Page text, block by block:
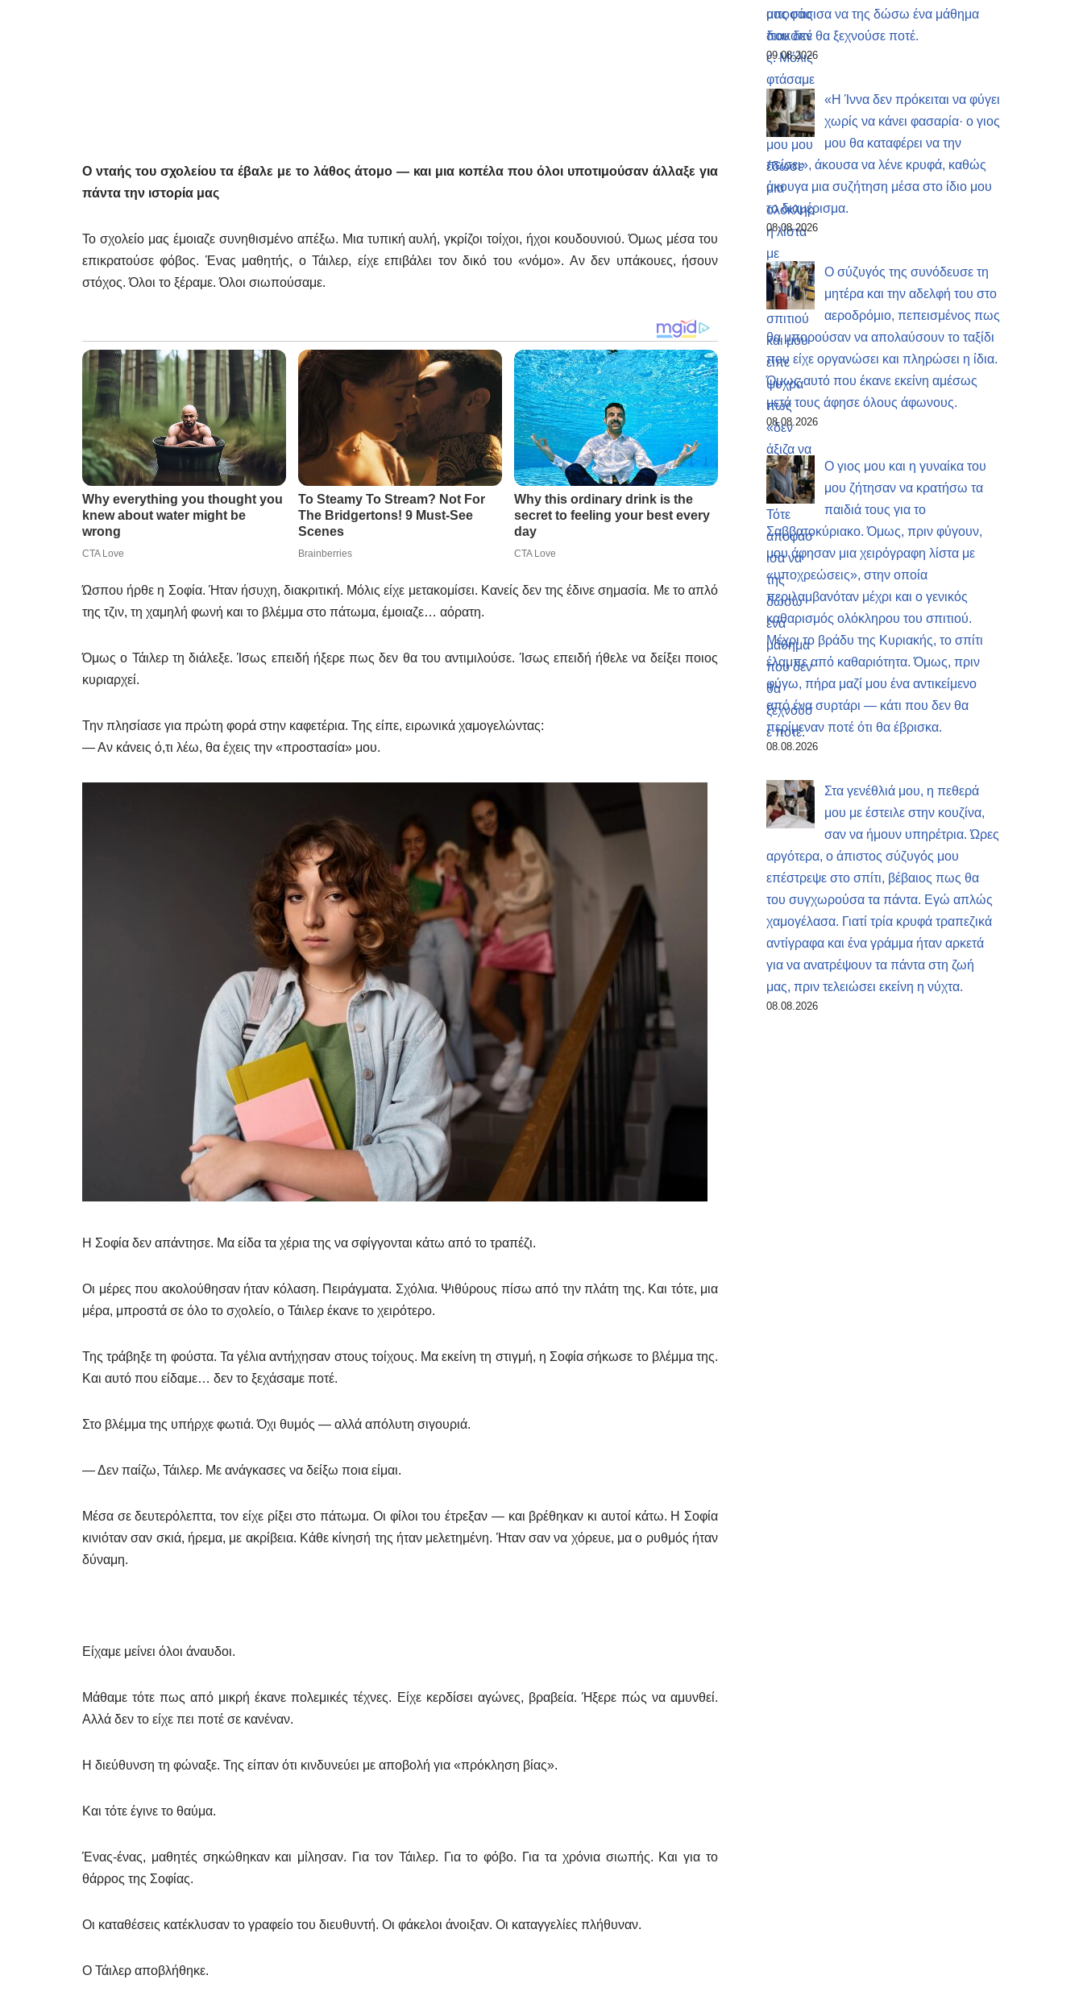
Ο νταής του σχολείου τα έβαλε με το λάθος άτομο — και μια κοπέλα που όλοι υποτιμούσαν άλλαξε για
πάντα την ιστορία μας
Το σχολείο μας έμοιαζε συνηθισμένο απέξω. Μια τυπική αυλή, γκρίζοι τοίχοι, ήχοι κουδουνιού. Όμως μέσα του
επικρατούσε φόβος. Ένας μαθητής, ο Τάιλερ, είχε επιβάλει τον δικό του «νόμο». Αν δεν υπάκουες, ήσουν
στόχος. Όλοι το ξέραμε. Όλοι σιωπούσαμε.
Ώσπου ήρθε η Σοφία. Ήταν ήσυχη, διακριτική. Μόλις είχε μετακομίσει. Κανείς δεν της έδινε σημασία. Με το απλό
της τζιν, τη χαμηλή φωνή και το βλέμμα στο πάτωμα, έμοιαζε… αόρατη.
Όμως ο Τάιλερ τη διάλεξε. Ίσως επειδή ήξερε πως δεν θα του αντιμιλούσε. Ίσως επειδή ήθελε να δείξει ποιος
κυριαρχεί.
Την πλησίασε για πρώτη φορά στην καφετέρια. Της είπε, ειρωνικά χαμογελώντας:
— Αν κάνεις ό,τι λέω, θα έχεις την «προστασία» μου.
Η Σοφία δεν απάντησε. Μα είδα τα χέρια της να σφίγγονται κάτω από το τραπέζι.
Οι μέρες που ακολούθησαν ήταν κόλαση. Πειράγματα. Σχόλια. Ψιθύρους πίσω από την πλάτη της. Και τότε, μια
μέρα, μπροστά σε όλο το σχολείο, ο Τάιλερ έκανε το χειρότερο.
Της τράβηξε τη φούστα. Τα γέλια αντήχησαν στους τοίχους. Μα εκείνη τη στιγμή, η Σοφία σήκωσε το βλέμμα της.
Και αυτό που είδαμε… δεν το ξεχάσαμε ποτέ.
Στο βλέμμα της υπήρχε φωτιά. Όχι θυμός — αλλά απόλυτη σιγουριά.
— Δεν παίζω, Τάιλερ. Με ανάγκασες να δείξω ποια είμαι.
Μέσα σε δευτερόλεπτα, τον είχε ρίξει στο πάτωμα. Οι φίλοι του έτρεξαν — και βρέθηκαν κι αυτοί κάτω. Η Σοφία
κινιόταν σαν σκιά, ήρεμα, με ακρίβεια. Κάθε κίνησή της ήταν μελετημένη. Ήταν σαν να χόρευε, μα ο ρυθμός ήταν
δύναμη.
Είχαμε μείνει όλοι άναυδοι.
Μάθαμε τότε πως από μικρή έκανε πολεμικές τέχνες. Είχε κερδίσει αγώνες, βραβεία. Ήξερε πώς να αμυνθεί.
Αλλά δεν το είχε πει ποτέ σε κανέναν.
Η διεύθυνση τη φώναξε. Της είπαν ότι κινδυνεύει με αποβολή για «πρόκληση βίας».
Και τότε έγινε το θαύμα.
Ένας-ένας, μαθητές σηκώθηκαν και μίλησαν. Για τον Τάιλερ. Για το φόβο. Για τα χρόνια σιωπής. Και για το
θάρρος της Σοφίας.
Οι καταθέσεις κατέκλυσαν το γραφείο του διευθυντή. Οι φάκελοι άνοιξαν. Οι καταγγελίες πλήθυναν.
Ο Τάιλερ αποβλήθηκε.
αποφάσισα να της δώσω ένα μάθημα
που δεν θα ξεχνούσε ποτέ.
09.08.2026
«Η Ίννα δεν πρόκειται να φύγει
χωρίς να κάνει φασαρία· ο γιος
μου θα καταφέρει να την
πείσει», άκουσα να λένε κρυφά, καθώς
άκουγα μια συζήτηση μέσα στο ίδιο μου
το διαμέρισμα.
08.08.2026
Ο σύζυγός της συνόδευσε τη
μητέρα και την αδελφή του στο
αεροδρόμιο, πεπεισμένος πως
θα μπορούσαν να απολαύσουν το ταξίδι
που είχε οργανώσει και πληρώσει η ίδια.
Όμως αυτό που έκανε εκείνη αμέσως
μετά τους άφησε όλους άφωνους.
08.08.2026
Ο γιος μου και η γυναίκα του
μου ζήτησαν να κρατήσω τα
παιδιά τους για το
Σαββατοκύριακο. Όμως, πριν φύγουν,
μου άφησαν μια χειρόγραφη λίστα με
«υποχρεώσεις», στην οποία
περιλαμβανόταν μέχρι και ο γενικός
καθαρισμός ολόκληρου του σπιτιού.
Μέχρι το βράδυ της Κυριακής, το σπίτι
έλαμπε από καθαριότητα. Όμως, πριν
φύγω, πήρα μαζί μου ένα αντικείμενο
από ένα συρτάρι — κάτι που δεν θα
περίμεναν ποτέ ότι θα έβρισκα.
08.08.2026
Στα γενέθλιά μου, η πεθερά
μου με έστειλε στην κουζίνα,
σαν να ήμουν υπηρέτρια. Ώρες
αργότερα, ο άπιστος σύζυγός μου
επέστρεψε στο σπίτι, βέβαιος πως θα
του συγχωρούσα τα πάντα. Εγώ απλώς
χαμογέλασα. Γιατί τρία κρυφά τραπεζικά
αντίγραφα και ένα γράμμα ήταν αρκετά
για να ανατρέψουν τα πάντα στη ζωή
μας, πριν τελειώσει εκείνη η νύχτα.
08.08.2026